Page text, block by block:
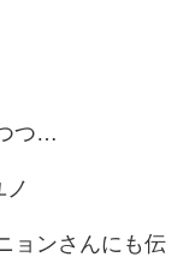
つ…
ノ
ョンさんにも伝